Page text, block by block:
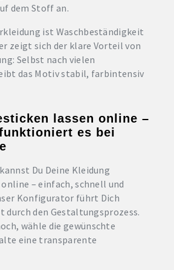
dem Stoff an.
ist Waschbeständigkeit
zeigt sich der klare Vorteil von
Selbst nach vielen
das Motiv stabil, farbintensiv
lassen online –
es bei
Du Deine Kleidung
– einfach, schnell und
Konfigurator führt Dich
den Gestaltungsprozess.
wähle die gewünschte
eine transparente